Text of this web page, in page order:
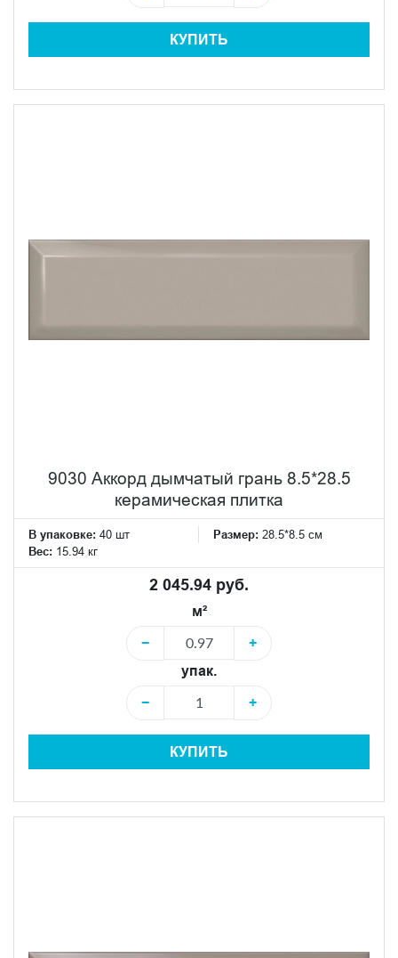
КУПИТЬ
9030 Аккорд дымчатый грань 8.5*28.5
керамическая плитка
В упаковке: 40 шт Размер: 28.5*8.5 см
Вес: 15.94 кг
2 045.94 руб.
м²
−
+
упак.
−
+
КУПИТЬ